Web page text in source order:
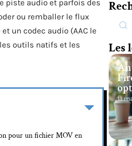
piste audio et parfois des
ou remballer le flux
et un codec audio (AAC le
outils natifs et les
pour un fichier MOV en
Les
11